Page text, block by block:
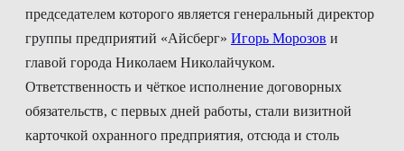
председателем которого является генеральный директор
группы предприятий «Айсберг» Игорь Морозов и
главой города Николаем Николайчуком.
Ответственность и чёткое исполнение договорных
обязательств, с первых дней работы, стали визитной
карточкой охранного предприятия, отсюда и столь